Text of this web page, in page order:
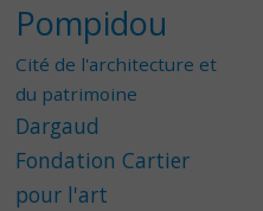
Pompidou
Cité de l'architecture et
du patrimoine
Dargaud
Fondation Cartier
pour l'art